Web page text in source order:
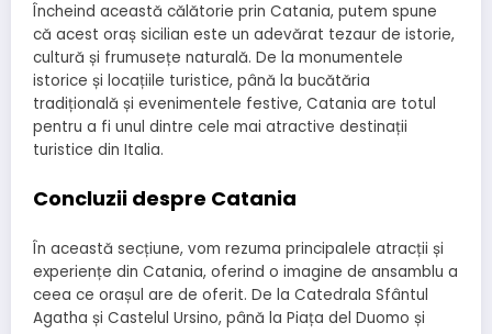
Încheind această călătorie prin Catania, putem spune
că acest oraș sicilian este un adevărat tezaur de istorie,
cultură și frumusețe naturală. De la monumentele
istorice și locațiile turistice, până la bucătăria
tradițională și evenimentele festive, Catania are totul
pentru a fi unul dintre cele mai atractive destinații
turistice din Italia.
Concluzii despre Catania
În această secțiune, vom rezuma principalele atracții și
experiențe din Catania, oferind o imagine de ansamblu a
ceea ce orașul are de oferit. De la Catedrala Sfântul
Agatha și Castelul Ursino, până la Piața del Duomo și